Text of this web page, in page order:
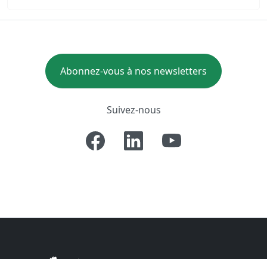
Abonnez-vous à nos newsletters
Suivez-nous